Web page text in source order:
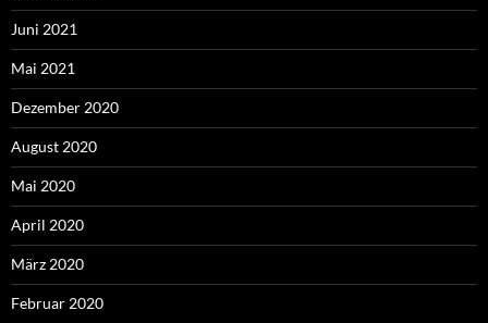
Juni 2021
Mai 2021
Dezember 2020
August 2020
Mai 2020
April 2020
März 2020
Februar 2020